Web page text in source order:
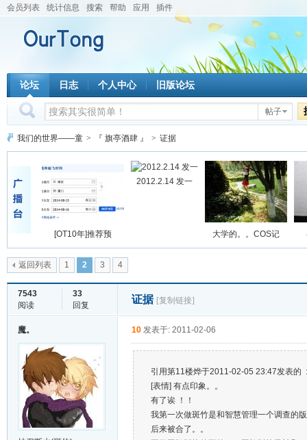
会员列表 统计信息 搜索 帮助 应用 插件
论坛 日志 个人中心 旧版论坛
帖子
我们的世界——童 > 『 旗亭酒肆 』 > 证据
[OT10年]推荐预
2012.2.14 发一
大学的。。COS记
返回列表 1 2 3 4
7543
阅读
33
回复
证据 [复制链接]
魔。 10 发表于: 2011-02-06
引用第11楼烨于2011-02-05 23:47发表的 :
[表情] 有点印象。。
有了诶 ！！
我第一次做斑竹是和智慧管理一个调查的
后来被合了。。